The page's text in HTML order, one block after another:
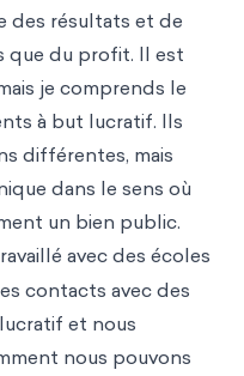
des résultats et de
que du profit. Il est
je comprends le
à but lucratif. Ils
différentes, mais
dans le sens où
un bien public.
avec des écoles
contacts avec des
et nous
nous pouvons